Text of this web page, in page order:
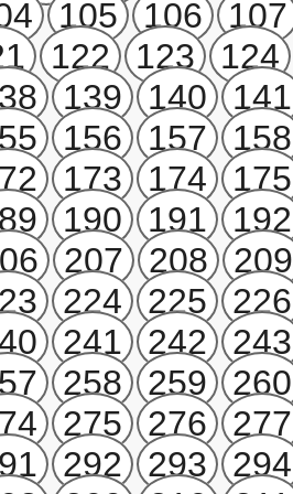
105 106 107
122 123 124
139 140 141
156 157 158
173 174 175
190 191 192
207 208 209
224 225 226
241 242 243
258 259 260
275 276 277
292 293 294